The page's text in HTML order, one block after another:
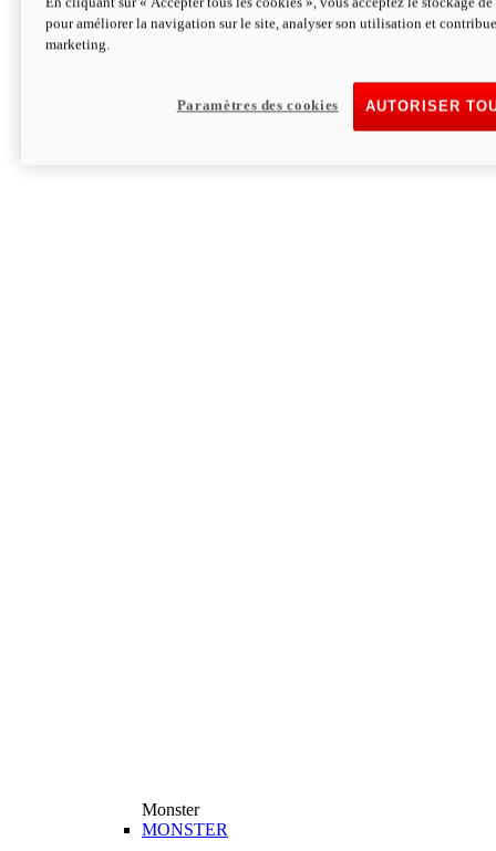
Hypermotard V2 SP 100
Découvrez-le
Monster
MONSTER
pour améliorer la navigation sur le site, analyser son utilisation et
marketing.
AUTORISER
Paramètres des cookies